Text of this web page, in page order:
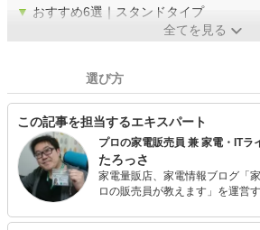
▼ おすすめ6選｜スタンドタイプ
全てを見る
選び方
この記事を担当するエキスパート
プロの家電販売員 兼 家電・ITラ
たろっさ
家電量販店、家電情報ブログ「
ロの販売員が教えます」を運営
ルバイトを経てそのまま家電量